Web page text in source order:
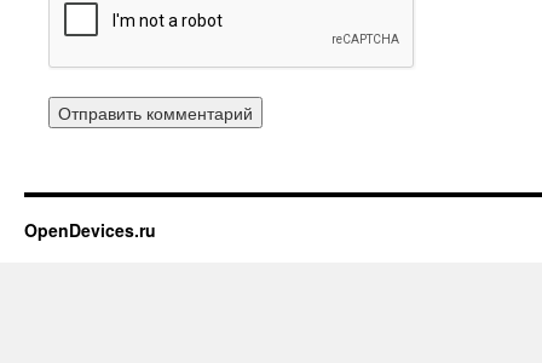
OpenDevices.ru